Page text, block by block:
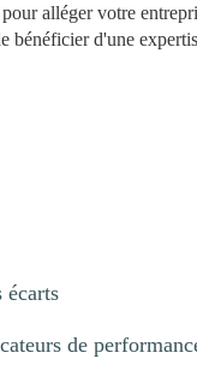
alléger votre
bénéficier d'une
écarts
de